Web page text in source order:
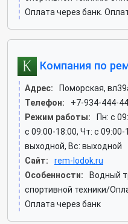
Оплата через банк.
Компания по
Адрес:
Поморская,
Телефон:
+7-934-444-
Режим работы:
Пн: c
c 09:00-18:00, Чт: c
выходной, Вс: выходной
Сайт:
rem-lodok.ru
Особенности:
Водный
спортивной техники/
Оплата через банк